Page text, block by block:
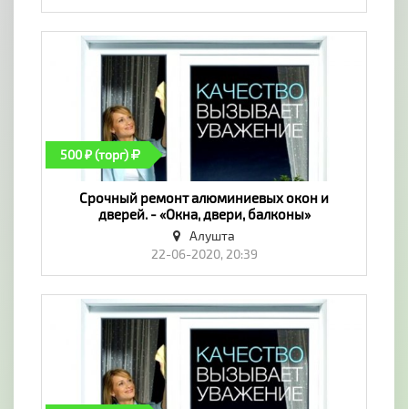
500 ₽ (торг)
Срочный ремонт алюминиевых окон и
дверей. - «Окна, двери, балконы»
Алушта
22-06-2020, 20:39